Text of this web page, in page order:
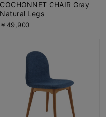
COCHONNET CHAIR Gray
Natural Legs
￥49,900